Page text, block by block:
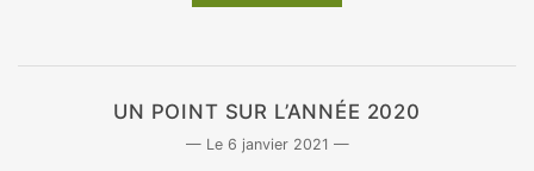
UN POINT SUR L’ANNÉE 2020
6 janvier 2021